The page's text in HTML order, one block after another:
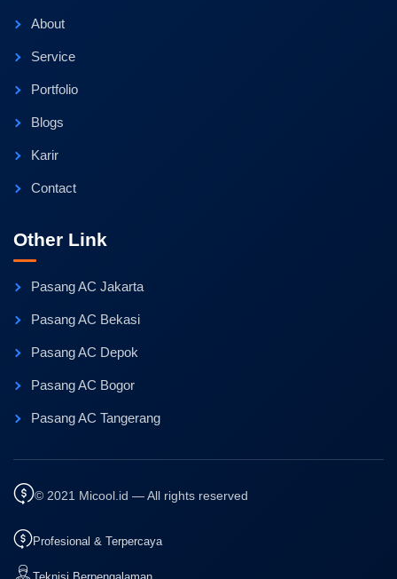
About
Service
Portfolio
Blogs
Karir
Contact
Other Link
Pasang AC Jakarta
Pasang AC Bekasi
Pasang AC Depok
Pasang AC Bogor
Pasang AC Tangerang
© 2021 Micool.id — All rights reserved
Profesional & Terpercaya